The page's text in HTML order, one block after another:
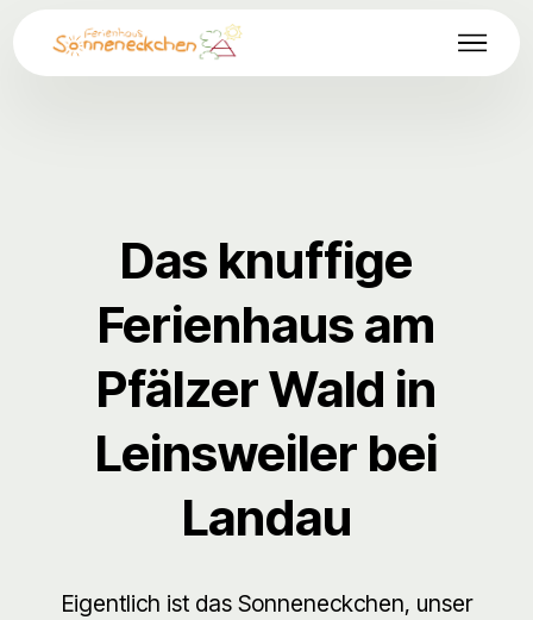
Das knuffige
Ferienhaus am
Pfälzer Wald in
Leinsweiler bei
Landau
Eigentlich ist das Sonneneckchen, unser